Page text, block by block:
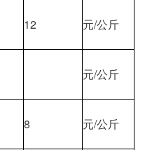
12 元/公斤
元/公斤
8 元/公斤